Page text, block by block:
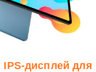
дисплей